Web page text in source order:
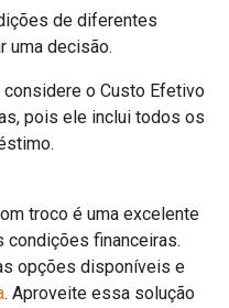
de diferentes
uma decisão.
considere o Custo Efetivo
pois ele inclui todos os
troco é uma excelente
condições financeiras.
opções disponíveis e
. Aproveite essa solução